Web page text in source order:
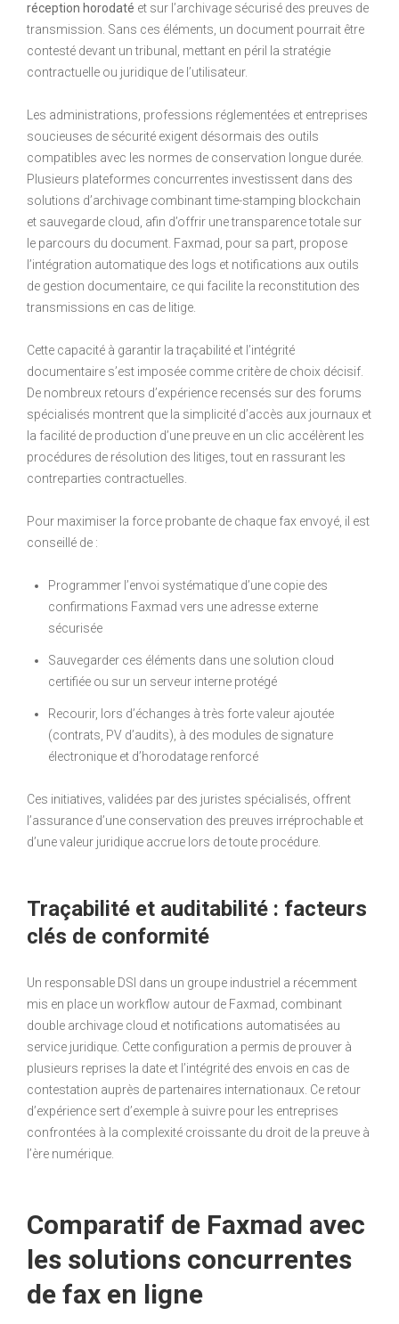
réception horodaté et sur l’archivage sécurisé des preuves de
transmission. Sans ces éléments, un document pourrait être
contesté devant un tribunal, mettant en péril la stratégie
contractuelle ou juridique de l’utilisateur.
Les administrations, professions réglementées et entreprises
soucieuses de sécurité exigent désormais des outils
compatibles avec les normes de conservation longue durée.
Plusieurs plateformes concurrentes investissent dans des
solutions d’archivage combinant time-stamping blockchain
et sauvegarde cloud, afin d’offrir une transparence totale sur
le parcours du document. Faxmad, pour sa part, propose
l’intégration automatique des logs et notifications aux outils
de gestion documentaire, ce qui facilite la reconstitution des
transmissions en cas de litige.
Cette capacité à garantir la traçabilité et l’intégrité
documentaire s’est imposée comme critère de choix décisif.
De nombreux retours d’expérience recensés sur des forums
spécialisés montrent que la simplicité d’accès aux journaux et
la facilité de production d’une preuve en un clic accélèrent les
procédures de résolution des litiges, tout en rassurant les
contreparties contractuelles.
Pour maximiser la force probante de chaque fax envoyé, il est
conseillé de :
Programmer l’envoi systématique d’une copie des
confirmations Faxmad vers une adresse externe
sécurisée
Sauvegarder ces éléments dans une solution cloud
certifiée ou sur un serveur interne protégé
Recourir, lors d’échanges à très forte valeur ajoutée
(contrats, PV d’audits), à des modules de signature
électronique et d’horodatage renforcé
Ces initiatives, validées par des juristes spécialisés, offrent
l’assurance d’une conservation des preuves irréprochable et
d’une valeur juridique accrue lors de toute procédure.
Traçabilité et auditabilité : facteurs
clés de conformité
Un responsable DSI dans un groupe industriel a récemment
mis en place un workflow autour de Faxmad, combinant
double archivage cloud et notifications automatisées au
service juridique. Cette configuration a permis de prouver à
plusieurs reprises la date et l’intégrité des envois en cas de
contestation auprès de partenaires internationaux. Ce retour
d’expérience sert d’exemple à suivre pour les entreprises
confrontées à la complexité croissante du droit de la preuve à
l’ère numérique.
Comparatif de Faxmad avec
les solutions concurrentes
de fax en ligne